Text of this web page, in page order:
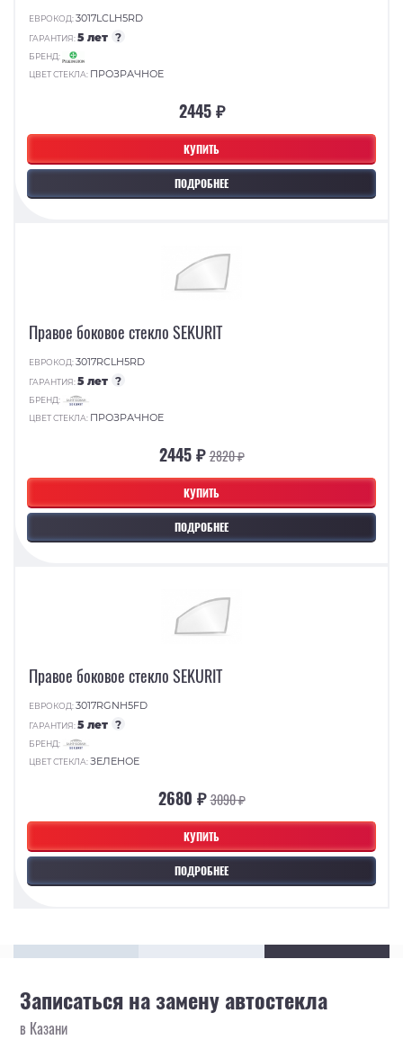
КУПИТЬ
ПОДРОБНЕЕ
ЕВРОКОД:3017LCLH5RD
ГАРАНТИЯ:5 лет ?
БРЕНД:
ЦВЕТ СТЕКЛА: ПРОЗРАЧНОЕ
2445 ₽
КУПИТЬ
ПОДРОБНЕЕ
Правое боковое стекло SEKURIT
ЕВРОКОД:3017RCLH5RD
ГАРАНТИЯ:5 лет ?
БРЕНД:
ЦВЕТ СТЕКЛА: ПРОЗРАЧНОЕ
2445 ₽2820 ₽
КУПИТЬ
ПОДРОБНЕЕ
Правое боковое стекло SEKURIT
ЕВРОКОД:3017RGNH5FD
ГАРАНТИЯ:5 лет ?
БРЕНД:
ЦВЕТ СТЕКЛА:ЗЕЛЕНОЕ
2680 ₽3090 ₽
Записаться на замену автостекла
в Казани